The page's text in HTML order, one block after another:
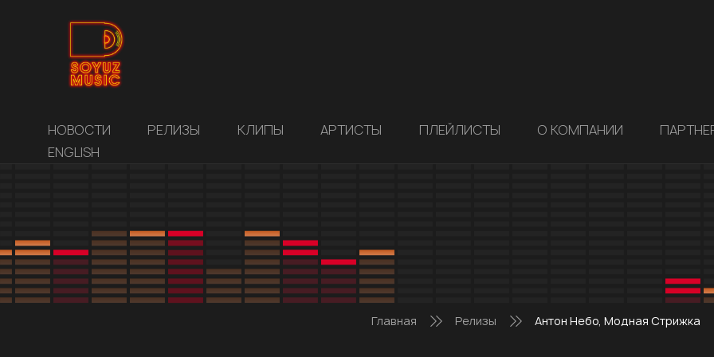
НОВОСТИ РЕЛИЗЫ КЛИПЫ АРТИСТЫ ПЛЕЙЛИСТЫ О КОМПАНИИ
ENGLISH
Главная Релизы Антон Небо, Модная Стрижка